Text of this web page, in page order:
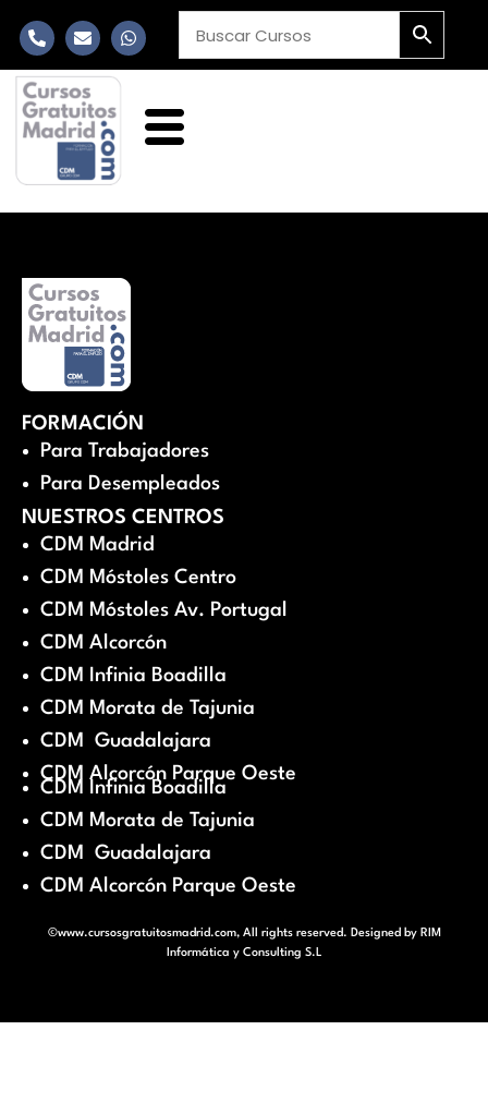
FORMACIÓN
Para Trabajadores
Para Desempleados
NUESTROS CENTROS
CDM Madrid
CDM Móstoles Centro
CDM Móstoles Av. Portugal
CDM Alcorcón
CDM Infinia Boadilla
CDM Morata de Tajunia
CDM Guadalajara
CDM Alcorcón Parque Oeste
CDM Infinia Boadilla
CDM Morata de Tajunia
CDM Guadalajara
CDM Alcorcón Parque Oeste
©www.cursosgratuitosmadrid.com, All rights reserved. Designed by RIM
Informática y Consulting S.L